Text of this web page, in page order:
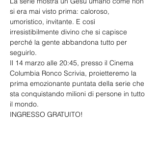
si era mai visto prima: caloroso,
umoristico, invitante. E così
irresistibilmente divino che si capisce
perché la gente abbandona tutto per
seguirlo.
Il 14 marzo alle 20:45, presso il Cinema
Columbia Ronco Scrivia, proietteremo la
prima emozionante puntata della serie che
sta conquistando milioni di persone in tutto
il mondo.
INGRESSO GRATUITO!